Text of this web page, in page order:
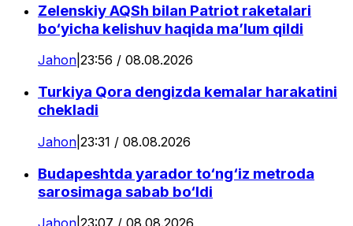
Zelenskiy AQSh bilan Patriot raketalari
bo‘yicha kelishuv haqida ma’lum qildi
Jahon 23:56 / 08.08.2026
Turkiya Qora dengizda kemalar harakatini
chekladi
Jahon 23:31 / 08.08.2026
Budapeshtda yarador to‘ng‘iz metroda
sarosimaga sabab bo‘ldi